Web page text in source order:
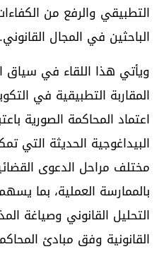
التطبيقي والرفع من
الباحثين في المجال القانوني.
ويأتي هذا اللقاء في سياق
المقاربة التطبيقية في
اعتماد المحاكمة الصورية
البيداغوجية الحديثة التي
مختلف مراحل الدعوى
بالممارسة العملية، بما
التحليل القانوني وصياغة
القانونية وفق مبادئ